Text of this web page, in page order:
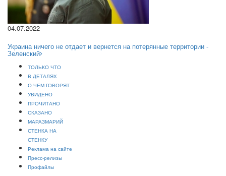
04.07.2022
Украина ничего не отдает и вернется на потерянные территории -
Зеленский
ТОЛЬКО ЧТО
В ДЕТАЛЯХ
О ЧЕМ ГОВОРЯТ
УВИДЕНО
ПРОЧИТАНО
СКАЗАНО
МАРАЗМАРИЙ
СТЕНКА НА
СТЕНКУ
Реклама на сайте
Пресс-релизы
Профайлы